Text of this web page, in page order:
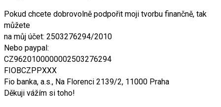
Pokud chcete dobrovolně podpořit moji tvorbu finančně, tak
můžete
na můj účet: 2503276294/2010
Nebo paypal:
CZ9620100000002503276294
FIOBCZPPXXX
Fio banka, a.s., Na Florenci 2139/2, 11000 Praha
Děkuji vážím si toho!